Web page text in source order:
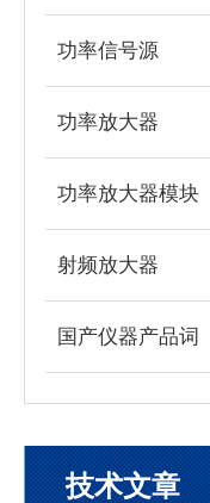
功率信号源
功率放大器
功率放大器模块
射频放大器
国产仪器产品词
技术文章